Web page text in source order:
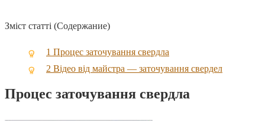
Зміст статті (Содержание)
1 Процес заточування свердла
2 Відео від майстра — заточування свердел
Процес заточування свердла